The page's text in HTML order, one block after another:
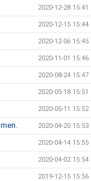
2020-12-28 15:41
2020-12-15 15:44
2020-12-06 15:45
2020-11-01 15:46
2020-08-24 15:47
2020-05-18 15:51
2020-05-11 15:52
2020-04-20 15:53
2020-04-14 15:55
2020-04-02 15:54
2019-12-15 15:56